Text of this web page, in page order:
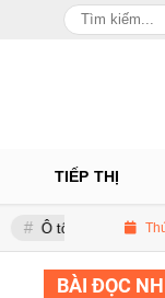
TIẾP THỊ
Nhà phân phối
BÀI ĐỌC